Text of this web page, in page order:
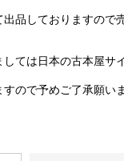
品しておりますので
ては日本の古本屋サ
ので予めご了承願いま